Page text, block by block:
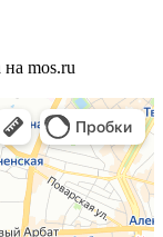
на mos.ru